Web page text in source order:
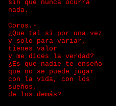
sin que nunca ocurra
nada.
Coros.-
¿Que tal si por una vez
y solo para variar,
tienes valor
y me dices la verdad?
¿Es que nadie te enseño
que no se puede jugar
con la vida, con los
sueños,
de los demás?